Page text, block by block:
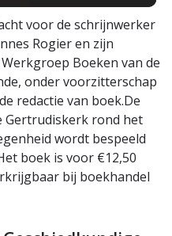
voor de schrijnwerker
Rogier en zijn
Boeken van de
onder voorzitterschap
redactie van boek.De
Gertrudiskerk rond het
wordt bespeeld
boek is voor €12,50
bij boekhandel